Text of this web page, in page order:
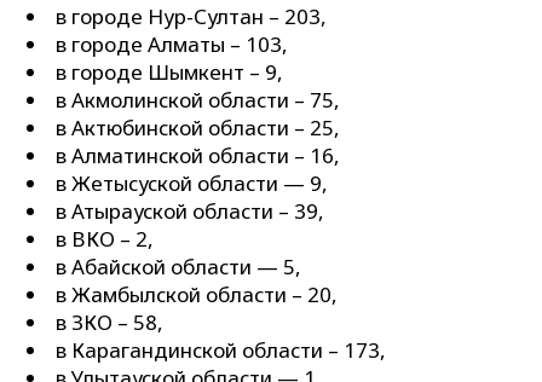
в городе Нур-Султан – 203,
в городе Алматы – 103,
в городе Шымкент – 9,
в Акмолинской области – 75,
в Актюбинской области – 25,
в Алматинской области – 16,
в Жетысуской области — 9,
в Атырауской области – 39,
в ВКО – 2,
в Абайской области — 5,
в Жамбылской области – 20,
в ЗКО – 58,
в Карагандинской области – 173,